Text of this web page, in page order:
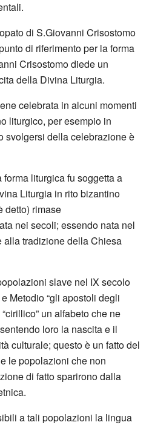
di S.Giovanni Crisostomo
di riferimento per la forma
Crisostomo diede un
della Divina Liturgia.
celebrata in alcuni momenti
liturgico, per esempio in
svolgersi della celebrazione è
liturgica fu soggetta a
Liturgia in rito bizantino
detto) rimase
nei secoli; essendo nata nel
alla tradizione della Chiesa
slave nel IX secolo
Metodio “gli apostoli degli
un alfabeto che ne
loro la nascita e il
culturale; questo è un fatto del
le popolazioni che non
di fatto sparirono dalla
a tali popolazioni la lingua